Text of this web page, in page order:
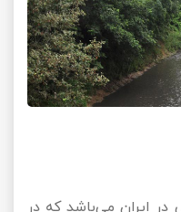
در ایران می‌باشد که در